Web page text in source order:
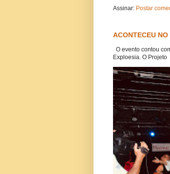
Assinar: Postar
ACONTECEU
O evento contou
Exploesia. O